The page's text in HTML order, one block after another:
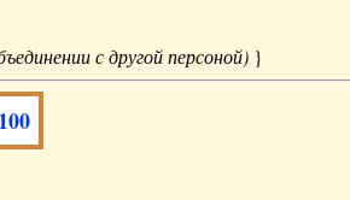
с другой персоной) }